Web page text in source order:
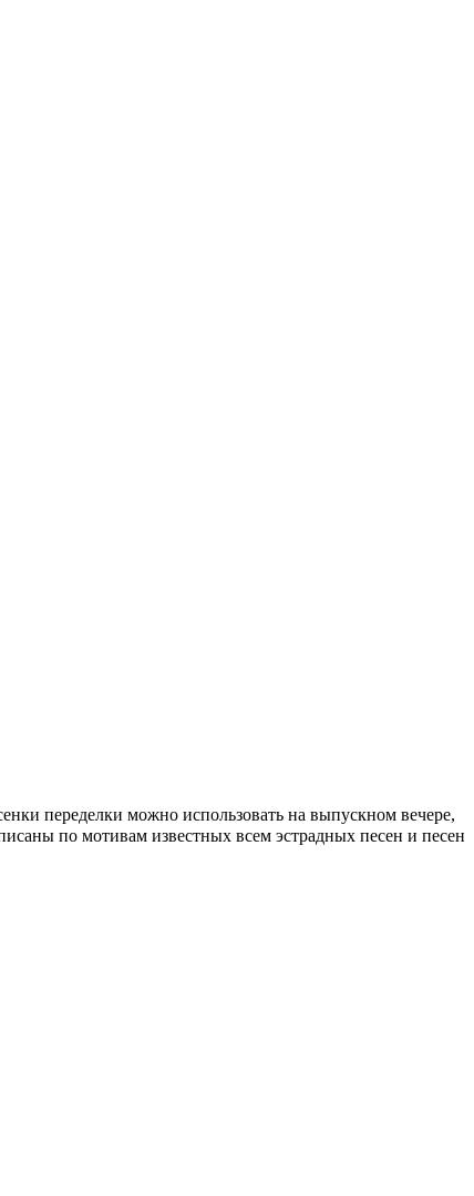
переделки можно использовать на выпускном вечере,
по мотивам известных всем эстрадных песен и песен